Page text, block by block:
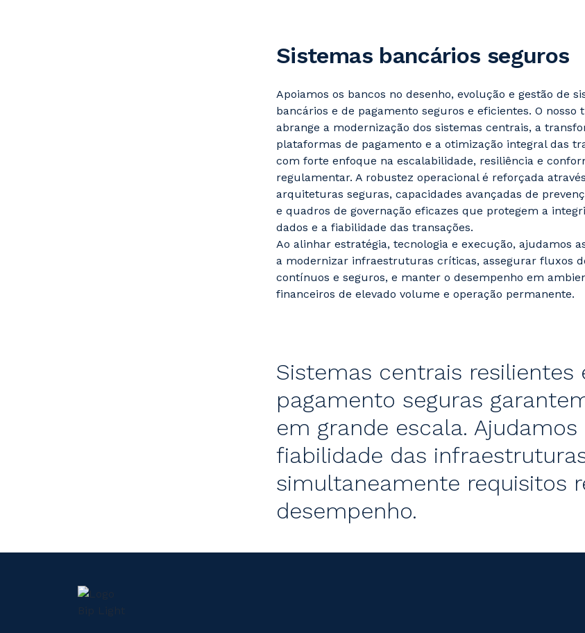
Sistemas bancários seguros
Apoiamos os bancos no desenho, evolução e gestão de
bancários e de pagamento seguros e eficientes. O nosso
abrange a modernização dos sistemas centrais, a
plataformas de pagamento e a otimização integral das
com forte enfoque na escalabilidade, resiliência e
regulamentar. A robustez operacional é reforçada
arquiteturas seguras, capacidades avançadas de
e quadros de governação eficazes que protegem a
dados e a fiabilidade das transações.
Ao alinhar estratégia, tecnologia e execução, ajudamos
a modernizar infraestruturas críticas, assegurar fluxos
contínuos e seguros, e manter o desempenho em
financeiros de elevado volume e operação permanente.
Sistemas centrais
pagamento seguras
em grande escala.
fiabilidade das
simultaneamente requisitos
desempenho.